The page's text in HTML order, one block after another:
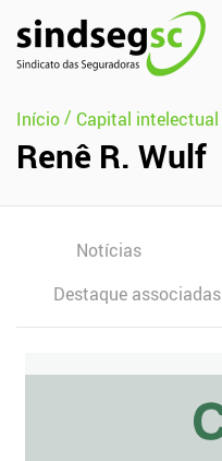
Pular Navegação (s)
Início/ Capital intelectual
Renê R. Wulf
Notícias
Destaque associadas